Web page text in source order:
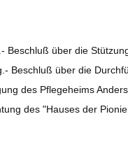
Beschluß über die
Beschluß über die
des Pflegeheims
des "Hauses der